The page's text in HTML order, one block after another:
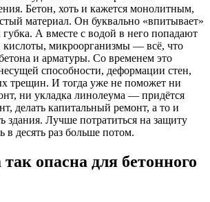
Бетон, хоть и кажется монолитным,
материал. Он буквально «впитывает»
А вместе с водой в него попадают
кислоты, микроорганизмы — всё, что
и арматуры. Со временем это
способности, деформации стен,
трещин. И тогда уже не поможет ни
ни укладка линолеума — придётся
делать капитальный ремонт, а то и
здания. Лучше потратиться на защиту
в десять раз больше потом.
опасна для бетонного